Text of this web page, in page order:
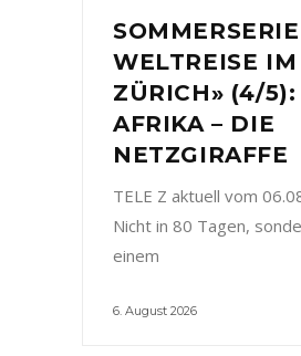
WELTREISE
ZÜRICH» (4/5):
AFRIKA – DIE
NETZGIRAFFE
TELE Z aktuell vom
Nicht in 80 Tagen,
einem
6. August 2026